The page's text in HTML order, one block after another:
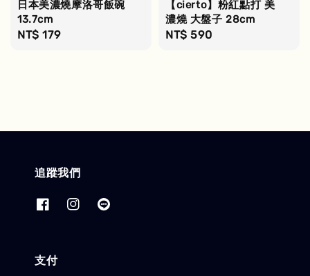
日本美濃燒摩洛哥飯碗
13.7cm
Regular
NT$ 179
【cierto】粉紅點打 美
濃燒 大盤子 28cm
Regular
NT$ 590
追蹤我們
支付